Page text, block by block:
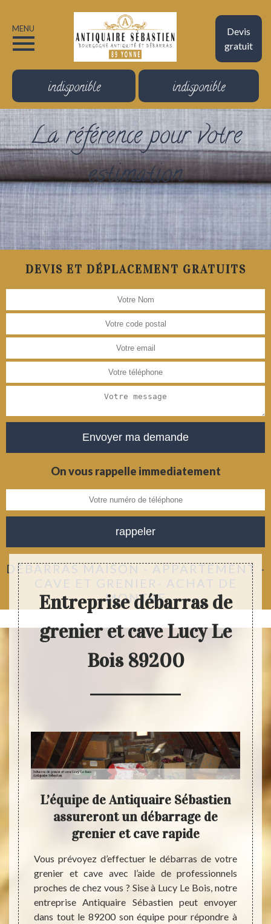
Devis
gratuit
MENU
indisponible indisponible
La référence pour votre
estimation
DEVIS ET DÉPLACEMENT GRATUITS
On vous rappelle immediatement
DÉBARRAS MAISON - APPARTEMENT -
CAVE ET GRENIER- ACHAT DE
MONTRE
Entreprise débarras de
grenier et cave Lucy Le
Bois 89200
un
sont
vous
faire
des
L’équipe de Antiquaire Sébastien
assureront un débarrage de
grenier et cave rapide
Vous prévoyez d’effectuer le débarras de votre
grenier et cave avec l’aide de professionnels
proches de chez vous ? Sise à Lucy Le Bois, notre
entreprise Antiquaire Sébastien peut envoyer
dans tout le 89200 son équipe pour répondre à
Les